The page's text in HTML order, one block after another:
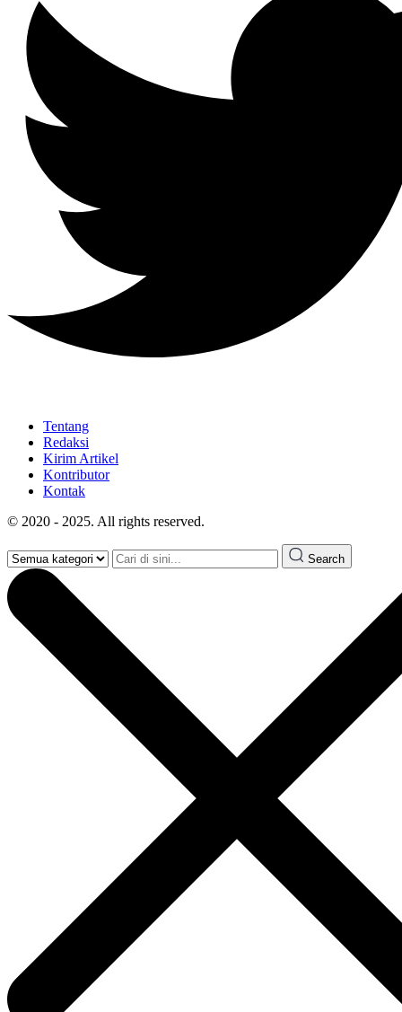
Tentang
Redaksi
Kirim Artikel
Kontributor
Kontak
© 2020 - 2025. All rights reserved.
Search